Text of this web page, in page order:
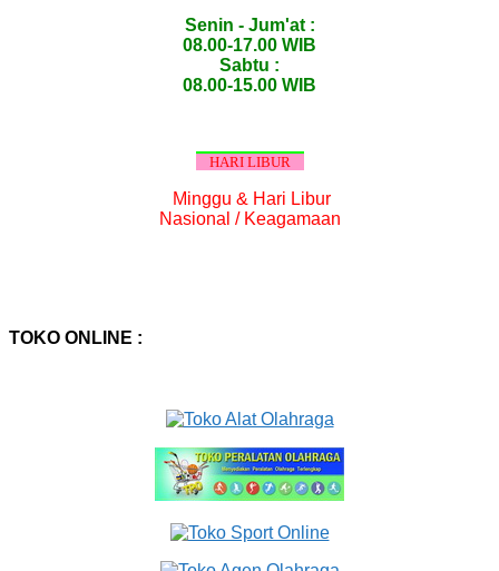
Senin - Jum'at :
08.00-17.00 WIB
Sabtu :
08.00-15.00 WIB
HARI LIBUR
Minggu & Hari Libur
Nasional / Keagamaan
TOKO ONLINE :